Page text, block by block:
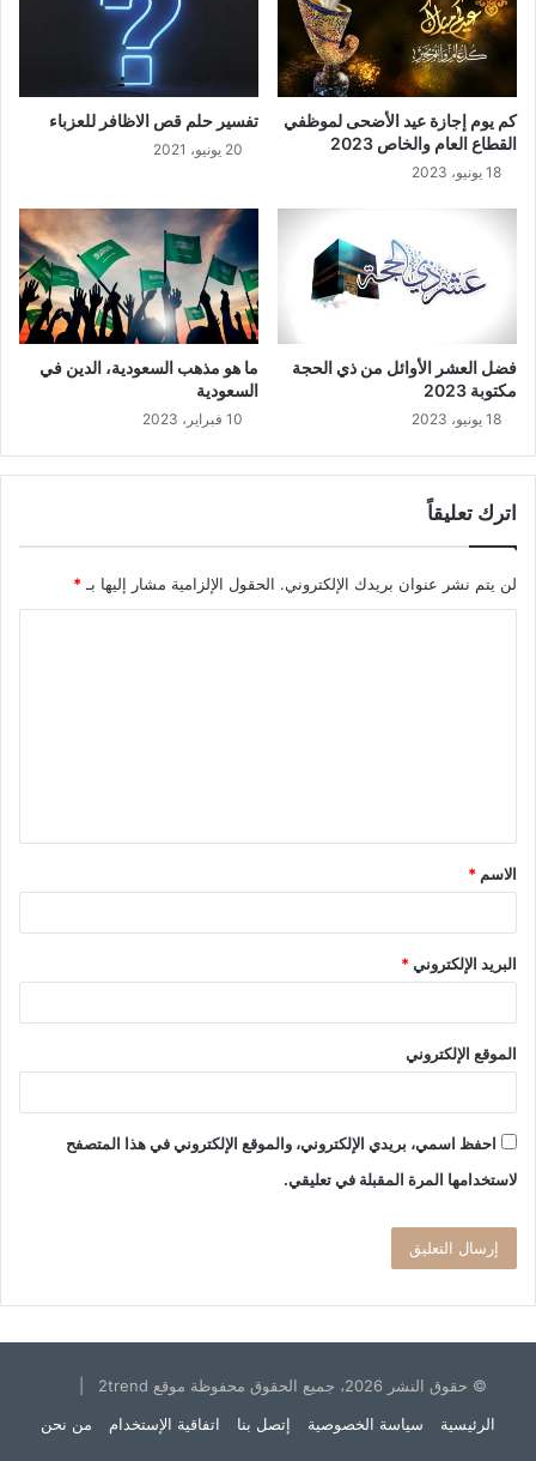
كم يوم إجازة عيد الأضحى لموظفي
القطاع العام والخاص 2023
18 يونيو، 2023
تفسير حلم قص الاظافر للعزباء
20 يونيو، 2021
فضل العشر الأوائل من ذي الحجة
مكتوبة 2023
18 يونيو، 2023
ما هو مذهب السعودية، الدين في
السعودية
10 فبراير، 2023
اترك تعليقاً
لن يتم نشر عنوان بريدك الإلكتروني. الحقول الإلزامية مشار إليها بـ *
ق
*
الاسم *
البريد الإلكتروني*
الموقع الإلكتروني
احفظ اسمي، بريدي الإلكتروني، والموقع الإلكتروني في هذا المتصفح
لاستخدامها المرة المقبلة في تعليقي.
© حقوق النشر 2026، جميع الحقوق محفوظة موقع 2trend |
الرئيسية
سياسة الخصوصية إتصل بنا اتفاقية الإستخدام من نحن